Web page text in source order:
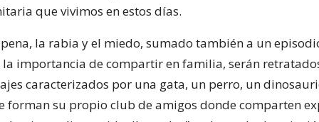
que vivimos en estos días.
la rabia y el miedo, sumado también a un
importancia de compartir en familia, serán
caracterizados por una gata, un perro, un
forman su propio club de amigos donde comparten